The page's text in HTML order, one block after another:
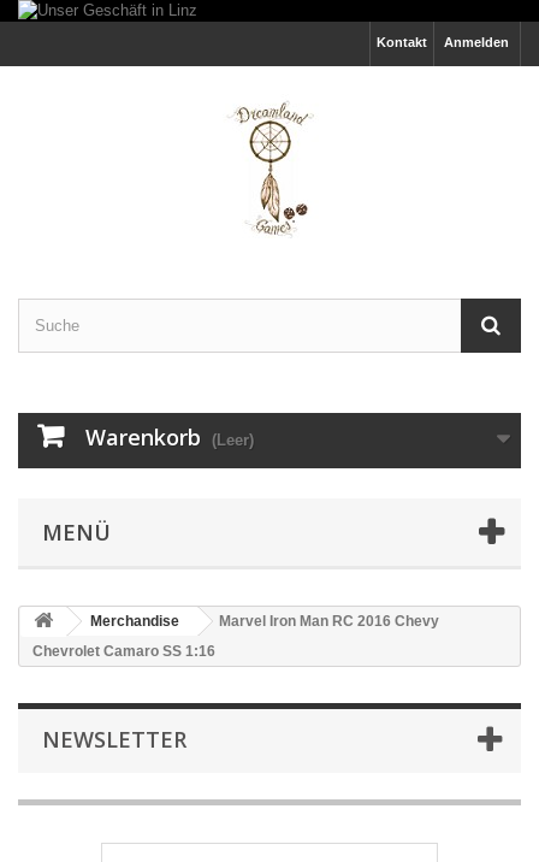
Anmelden
Kontakt
Warenkorb (Leer)
MENÜ
Merchandise
Marvel Iron Man RC 2016 Chevy
Chevrolet Camaro SS 1:16
NEWSLETTER